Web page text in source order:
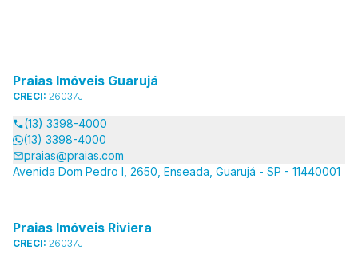
Praias Imóveis Guarujá
CRECI: 26037J
(13) 3398-4000
(13) 3398-4000
praias@praias.com
Avenida Dom Pedro I, 2650, Enseada, Guarujá - SP - 11440001
Praias Imóveis Riviera
CRECI: 26037J